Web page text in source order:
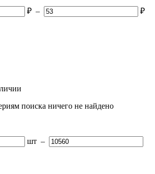
₽ – ₽
поиска ничего не найдено
шт –